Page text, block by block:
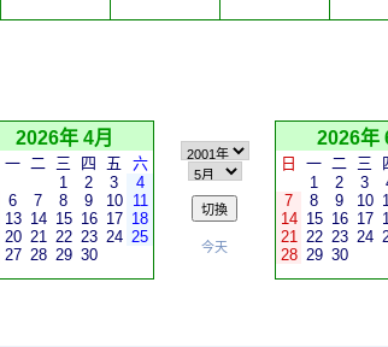
2026年 4月
一 二 三 四 五
六
1
2 3
4
6 7 8 9 10
11
13 14 15 16 17 18
20 21 22 23 24 25
27 28 29 30 今天
2026年
日 一 二 三
1
2 3
7
8 9 10
14 15 16 17
21 22 23 24
28 29 30